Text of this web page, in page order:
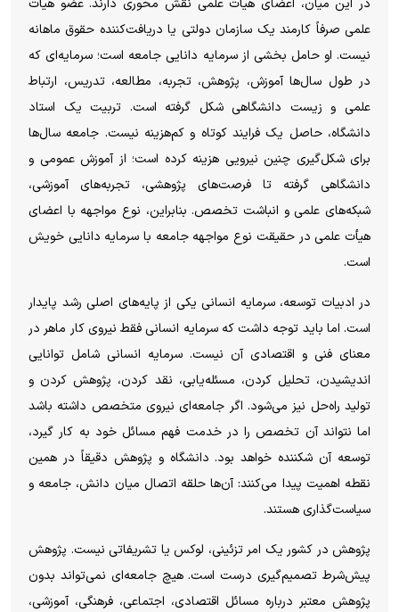
در این میان، اعضای هیأت علمی نقش محوری دارند. عضو هیأت
علمی صرفاً کارمند یک سازمان دولتی یا دریافت‌کننده حقوق ماهانه
نیست. او حامل بخشی از سرمایه دانایی جامعه است؛ سرمایه‌ای که
در طول سال‌ها آموزش، پژوهش، تجربه، مطالعه، تدریس، ارتباط
علمی و زیست دانشگاهی شکل گرفته است. تربیت یک استاد
دانشگاه، حاصل یک فرایند کوتاه و کم‌هزینه نیست. جامعه سال‌ها
برای شکل‌گیری چنین نیرویی هزینه کرده است؛ از آموزش عمومی و
دانشگاهی گرفته تا فرصت‌های پژوهشی، تجربه‌های آموزشی،
شبکه‌های علمی و انباشت تخصص. بنابراین، نوع مواجهه با اعضای
هیأت علمی در حقیقت نوع مواجهه جامعه با سرمایه دانایی خویش
است.
در ادبیات توسعه، سرمایه انسانی یکی از پایه‌های اصلی رشد پایدار
است. اما باید توجه داشت که سرمایه انسانی فقط نیروی کار ماهر در
معنای فنی و اقتصادی آن نیست. سرمایه انسانی شامل توانایی
اندیشیدن، تحلیل کردن، مسئله‌یابی، نقد کردن، پژوهش کردن و
تولید راه‌حل نیز می‌شود. اگر جامعه‌ای نیروی متخصص داشته باشد
اما نتواند آن تخصص را در خدمت فهم مسائل خود به کار گیرد،
توسعه آن شکننده خواهد بود. دانشگاه و پژوهش دقیقاً در همین
نقطه اهمیت پیدا می‌کنند: آن‌ها حلقه اتصال میان دانش، جامعه و
سیاست‌گذاری هستند.
پژوهش در کشور یک امر تزئینی، لوکس یا تشریفاتی نیست. پژوهش
پیش‌شرط تصمیم‌گیری درست است. هیچ جامعه‌ای نمی‌تواند بدون
پژوهش معتبر درباره مسائل اقتصادی، اجتماعی، فرهنگی، آموزشی،